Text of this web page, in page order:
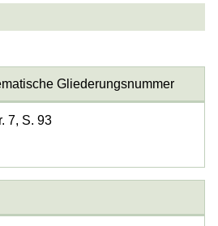
Gliederungsnummer
7, S. 93